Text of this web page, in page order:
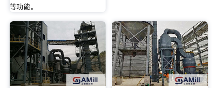
等功能。